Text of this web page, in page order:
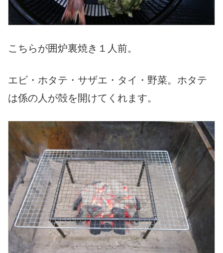
こちらが囲炉裏焼き１人前。
エビ・ホタテ・サザエ・タイ・野菜。ホタテ
は係の人が殻を開けてくれます。